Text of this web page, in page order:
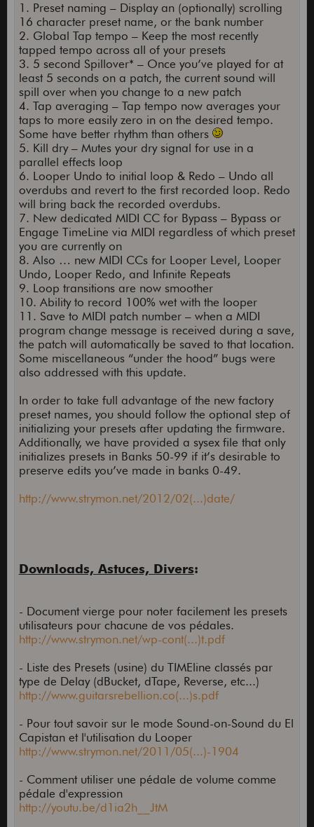
1. Preset naming – Display an (optionally) scrolling
16 character preset name, or the bank number
2. Global Tap tempo – Keep the most recently
tapped tempo across all of your presets
3. 5 second Spillover* – Once you’ve played for at
least 5 seconds on a patch, the current sound will
spill over when you change to a new patch
4. Tap averaging – Tap tempo now averages your
taps to more easily zero in on the desired tempo.
Some have better rhythm than others
5. Kill dry – Mutes your dry signal for use in a
parallel effects loop
6. Looper Undo to initial loop & Redo – Undo all
overdubs and revert to the first recorded loop. Redo
will bring back the recorded overdubs.
7. New dedicated MIDI CC for Bypass – Bypass or
Engage TimeLine via MIDI regardless of which preset
you are currently on
8. Also … new MIDI CCs for Looper Level, Looper
Undo, Looper Redo, and Infinite Repeats
9. Loop transitions are now smoother
10. Ability to record 100% wet with the looper
11. Save to MIDI patch number – when a MIDI
program change message is received during a save,
the patch will automatically be saved to that location.
Some miscellaneous “under the hood” bugs were
also addressed with this update.
In order to take full advantage of the new factory
preset names, you should follow the optional step of
initializing your presets after updating the firmware.
Additionally, we have provided a sysex file that only
initializes presets in Banks 50-99 if it’s desirable to
preserve edits you’ve made in banks 0-49.
http://www.strymon.net/2012/02(...)date/
Downloads, Astuces, Divers:
- Document vierge pour noter facilement les presets
utilisateurs pour chacune de vos pédales.
http://www.strymon.net/wp-cont(...)t.pdf
- Liste des Presets (usine) du TIMEline classés par
type de Delay (dBucket, dTape, Reverse, etc...)
http://www.guitarsrebellion.co(...)s.pdf
- Pour tout savoir sur le mode Sound-on-Sound du El
Capistan et l'utilisation du Looper
http://www.strymon.net/2011/05(...)-1904
- Comment utiliser une pédale de volume comme
pédale d'expression
http://youtu.be/d1ia2h__JtM